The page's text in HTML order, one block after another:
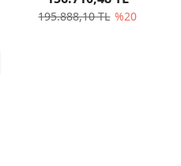
195.888,10 TL %20